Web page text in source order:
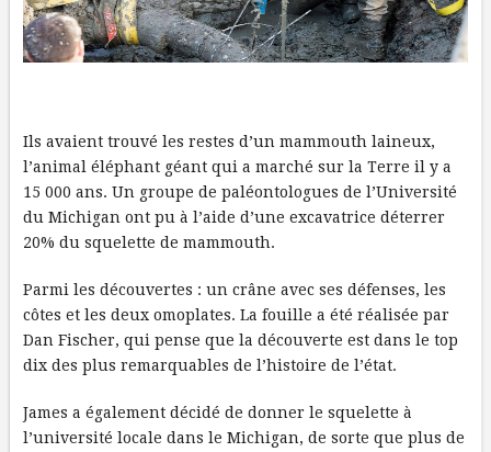
Ils avaient trouvé les restes d’un mammouth laineux,
l’animal éléphant géant qui a marché sur la Terre il y a
15 000 ans. Un groupe de paléontologues de l’Université
du Michigan ont pu à l’aide d’une excavatrice déterrer
20% du squelette de mammouth.
Parmi les découvertes : un crâne avec ses défenses, les
côtes et les deux omoplates. La fouille a été réalisée par
Dan Fischer, qui pense que la découverte est dans le top
dix des plus remarquables de l’histoire de l’état.
James a également décidé de donner le squelette à
l’université locale dans le Michigan, de sorte que plus de